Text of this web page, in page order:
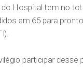
Hospital tem no
em 65 para
participar